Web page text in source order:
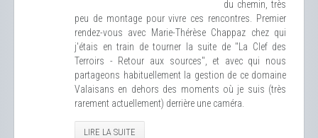
du chemin, très
peu de montage pour vivre ces rencontres. Premier
rendez-vous avec Marie-Thérèse Chappaz chez qui
j'étais en train de tourner la suite de "La Clef des
Terroirs - Retour aux sources", et avec qui nous
partageons habituellement la gestion de ce domaine
Valaisans en dehors des moments où je suis (très
rarement actuellement) derrière une caméra.
LIRE LA SUITE